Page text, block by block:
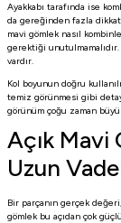
Ayakkabı tarafında ise
da gereğinden fazla
mavi gömlek nasıl
gerektiği
vardır.
Kol boyunun doğru
temiz görünmesi gibi
görünüm çoğu zaman
Açık Mavi
Uzun
Bir parçanın gerçek
gömlek bu açıdan çok